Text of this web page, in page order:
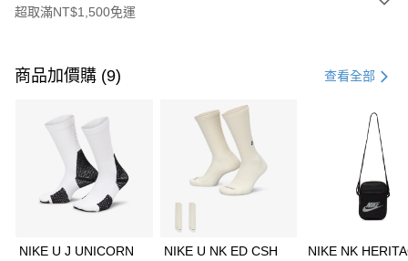
超取滿NT$1,500免運
信用卡一次付款
3 期 0 利率 每期 21家銀行
合作金庫商業銀行
第一商業銀行
華南商業銀行
彰化商業銀行
上海商業儲蓄銀行
Apple Pay
商品加價購 (9) 查看全部
NIKE U J UNICORN
NIKE U NK ED CSH
NIKE NK